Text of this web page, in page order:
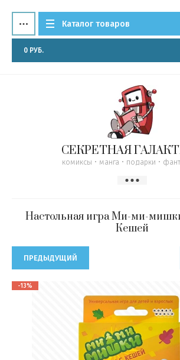
Каталог товаров
0 РУБ.
СЕКРЕТНАЯ
комиксы • манга • подарки •
Настольная игра Ми-ми-
Кешей
ПРЕДЫДУЩИЙ
-13%